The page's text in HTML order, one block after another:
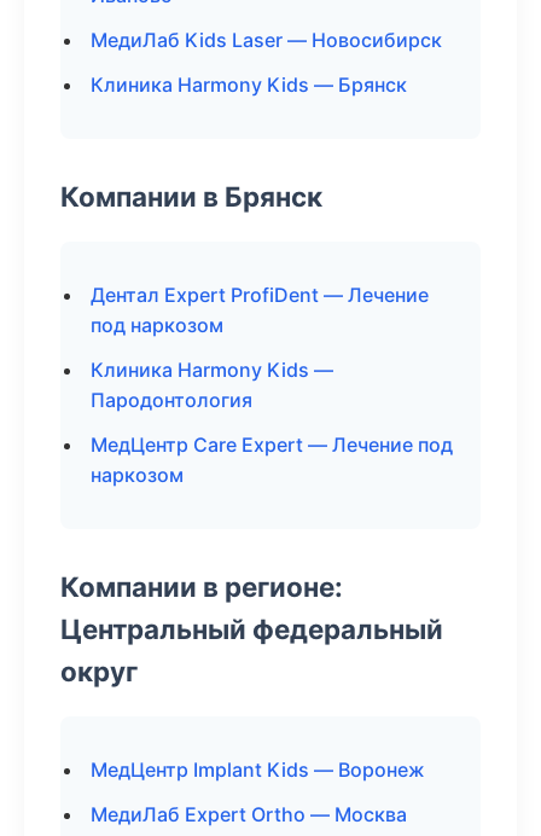
МедиЛаб Kids Laser — Новосибирск
Клиника Harmony Kids — Брянск
Компании в Брянск
Дентал Expert ProfiDent — Лечение
под наркозом
Клиника Harmony Kids —
Пародонтология
МедЦентр Care Expert — Лечение под
наркозом
Компании в регионе:
Центральный федеральный
округ
МедЦентр Implant Kids — Воронеж
МедиЛаб Expert Ortho — Москва